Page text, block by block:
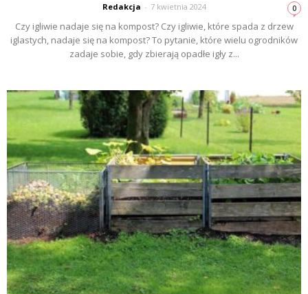
Redakcja - 7 kwietnia 2024 0
Czy igliwie nadaje się na kompost? Czy igliwie, które spada z drzew
iglastych, nadaje się na kompost? To pytanie, które wielu ogrodników
zadaje sobie, gdy zbierają opadłe igły z...